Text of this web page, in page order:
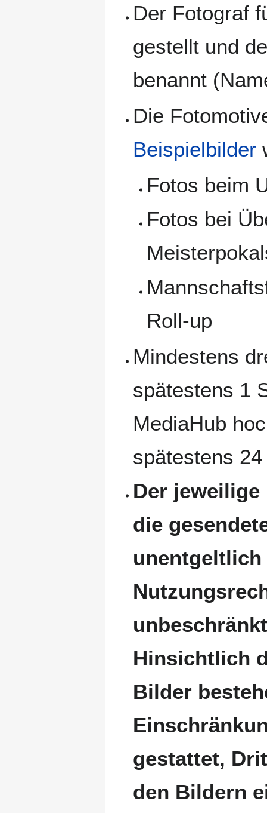
Der Fotograf
gestellt und
benannt
Die
Beispielbilder
Fotos beim
Fotos bei
Roll-up
Mindestens
spätestens 1
MediaHub
spätestens
Der
die
unentgeltlich
Hinsichtlich
Bilder
gestattet,
den Bildern